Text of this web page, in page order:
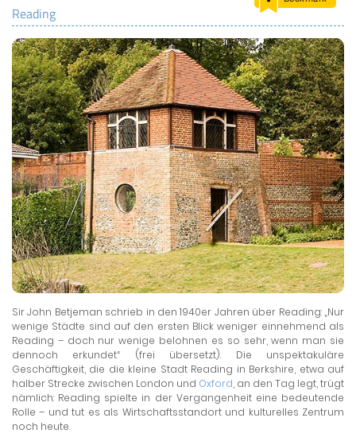
LERNCENTER
ENGLISCH
ENGLAND ZUHAUSE
BRITISH SHOP
Reading
Sir John Betjeman schrieb in den 1940er Jahren über Reading: „Nur
wenige Städte sind auf den ersten Blick weniger einnehmend als
Reading – doch nur wenige belohnen es so sehr, wenn man sie
dennoch erkundet“ (frei übersetzt). Die unspektakuläre
Geschäftigkeit, die die kleine Stadt Reading in Berkshire, etwa auf
halber Strecke zwischen London und Oxford, an den Tag legt, trügt
nämlich: Reading spielte in der Vergangenheit eine bedeutende
Rolle – und tut es als Wirtschaftsstandort und kulturelles Zentrum
noch heute.